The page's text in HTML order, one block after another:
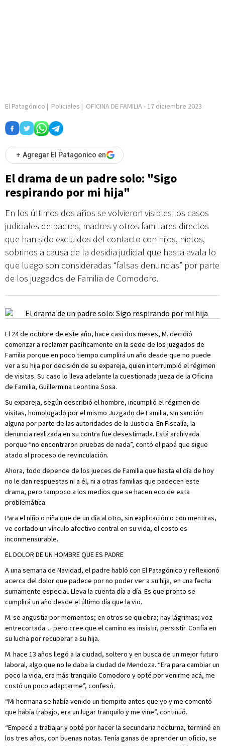
El Patagónico | Policiales | OFICINA DE FAMILIA- 17 diciembre 2023
+ Agregar El Patagonico en
El drama de un padre solo: "Sigo
respirando por mi hija"
En los últimos dos años se volvieron visibles los casos
judiciales de padres, madres y otros familiares directos
que han sido excluidos del contacto con hijos, nietos,
sobrinos a causa de la desidia judicial que hasta avala lo
que luego son consideradas “falsas denuncias” por parte
de los juzgados de Familia de Comodoro.
El 24 de octubre de este año, hace casi dos meses, M. decidió
comenzar a reclamar pacíficamente en la sede de los juzgados de
Familia porque en poco tiempo cumplirá un año desde que no puede
ver a su hija por decisión de su expareja, quien interrumpió el régimen
de visitas. Su caso lo lleva adelante la cuestionada jueza de la Oficina
de Familia, Guillermina Leontina Sosa.
Su expareja, según describió el hombre, incumplió el régimen de
visitas, homologado por el mismo Juzgado de Familia, sin sanción
alguna por parte de las autoridades de la Justicia. En Fiscalía, la
denuncia realizada en su contra fue desestimada. Está archivada
porque “no encontraron pruebas de nada”, contó el papá que sigue
atado al proceso de revinculación.
Ahora, todo depende de los jueces de Familia que hasta el día de hoy
no le dan respuestas ni a él, ni a otras familias que padecen este
drama, pero tampoco a los medios que se hacen eco de esta
problemática.
Para el niño o niña que de un día al otro, sin explicación o con mentiras,
ve cortado un vínculo afectivo central en su vida, el costo es
inconmensurable.
EL DOLOR DE UN HOMBRE QUE ES PADRE
A una semana de Navidad, el padre habló con El Patagónico y reflexionó
acerca del dolor que padece por no poder ver a su hija, en una fecha
sumamente especial. Lleva la cuenta día a día. Es que pronto se
cumplirá un año desde el último día que la vio.
M. se angustia por momentos; en otros se quiebra; hay lágrimas; voz
entrecortada… pero cree que el camino es insistir, persistir. Confía en
su lucha por recuperar a su hija.
M. hace 13 años llegó a la ciudad, soltero y en busca de un mejor futuro
laboral, algo que no le daba la ciudad de Mendoza. “Era para cambiar un
poco la vida, era más tranquilo Comodoro y opté por venirme acá, me
costó un poco adaptarme”, confesó.
“Mi hermana se había venido un tiempito antes que yo y me comentó
que había trabajo, era un lugar tranquilo y me vine”, continuó.
“Empecé a trabajar y opté por hacer la secundaria nocturna, terminé en
los tres años, con buenas notas. Tenía ganas de aprender un oficio, se